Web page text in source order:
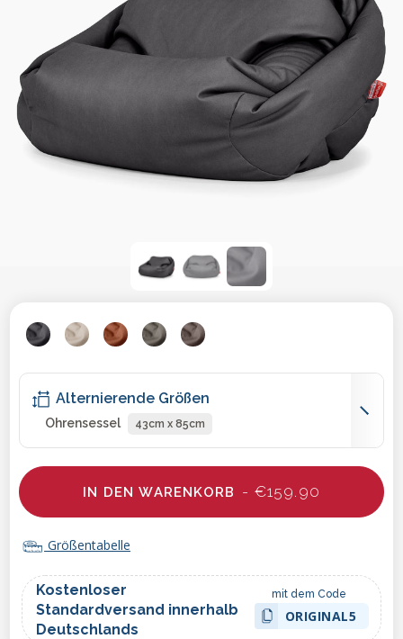
Alternierende Größen
Ohrensessel 43cm x 85cm
IN DEN WARENKORB - €159.90
Größentabelle
Kostenloser
Standardversand innerhalb
Deutschlands
mit dem Code
ORIGINAL5